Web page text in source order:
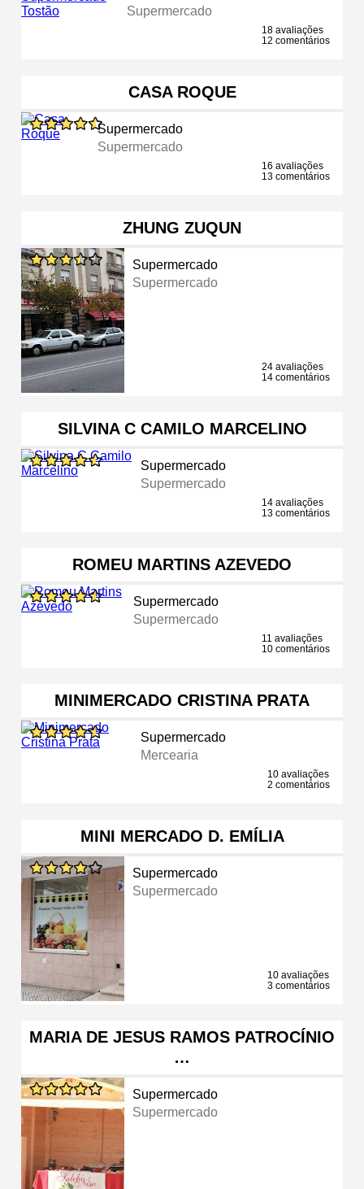
Supermercado
18 avaliações
12 comentários
CASA ROQUE
Supermercado
Supermercado
16 avaliações
13 comentários
ZHUNG ZUQUN
Supermercado
Supermercado
24 avaliações
14 comentários
SILVINA C CAMILO MARCELINO
Supermercado
Supermercado
14 avaliações
13 comentários
ROMEU MARTINS AZEVEDO
Supermercado
Supermercado
11 avaliações
10 comentários
MINIMERCADO CRISTINA PRATA
Supermercado
Mercearia
10 avaliações
2 comentários
MINI MERCADO D. EMÍLIA
Supermercado
Supermercado
10 avaliações
3 comentários
MARIA DE JESUS RAMOS PATROCÍNIO
…
Supermercado
Supermercado